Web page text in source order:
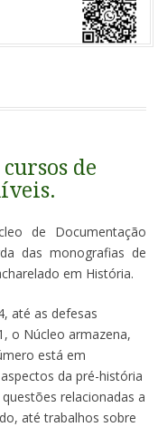
de
de Documentação
das monografias de
em História.
até as defesas
o Núcleo armazena,
está em
da pré-história
relacionadas a
até trabalhos sobre